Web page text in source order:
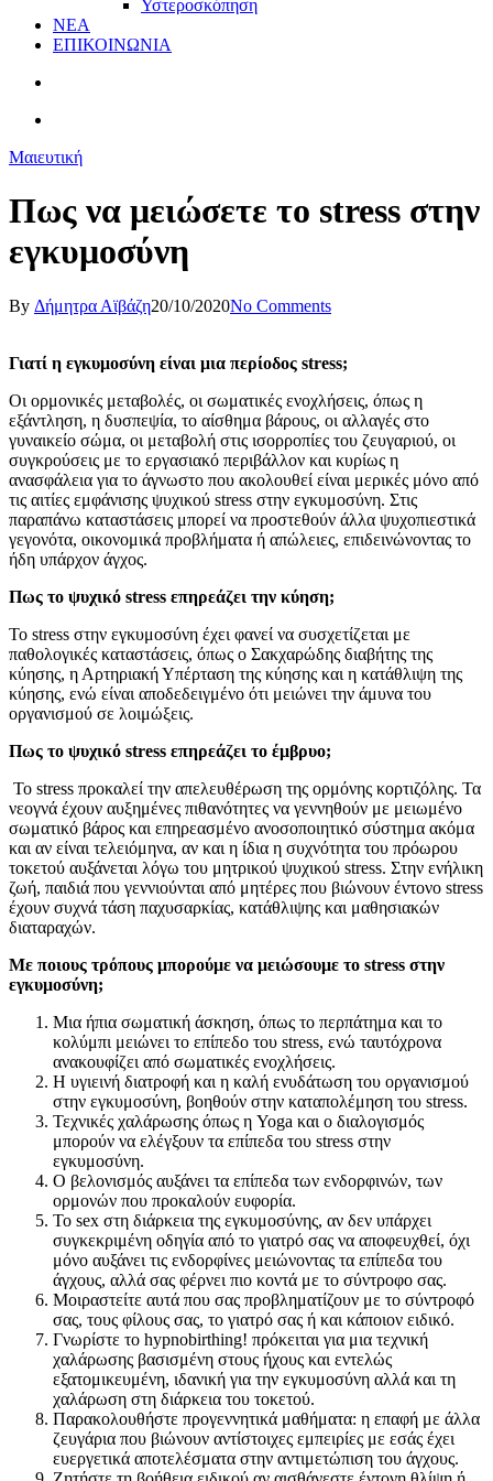
Υστεροσκόπηση
ΝΕΑ
ΕΠΙΚΟΙΝΩΝΙΑ
Μαιευτική
Πως να μειώσετε το stress στην
εγκυμοσύνη
By Δήμητρα Αϊβάζη20/10/2020No Comments
Γιατί η εγκυμοσύνη είναι μια περίοδος stress;
Οι ορμονικές μεταβολές, οι σωματικές ενοχλήσεις, όπως η
εξάντληση, η δυσπεψία, το αίσθημα βάρους, οι αλλαγές στο
γυναικείο σώμα, οι μεταβολή στις ισορροπίες του ζευγαριού, οι
συγκρούσεις με το εργασιακό περιβάλλον και κυρίως η
ανασφάλεια για το άγνωστο που ακολουθεί είναι μερικές μόνο από
τις αιτίες εμφάνισης ψυχικού stress στην εγκυμοσύνη. Στις
παραπάνω καταστάσεις μπορεί να προστεθούν άλλα ψυχοπιεστικά
γεγονότα, οικονομικά προβλήματα ή απώλειες, επιδεινώνοντας το
ήδη υπάρχον άγχος.
Πως το ψυχικό stress επηρεάζει την κύηση;
Το stress στην εγκυμοσύνη έχει φανεί να συσχετίζεται με
παθολογικές καταστάσεις, όπως ο Σακχαρώδης διαβήτης της
κύησης, η Αρτηριακή Υπέρταση της κύησης και η κατάθλιψη της
κύησης, ενώ είναι αποδεδειγμένο ότι μειώνει την άμυνα του
οργανισμού σε λοιμώξεις.
Πως το ψυχικό stress επηρεάζει το έμβρυο;
Το stress προκαλεί την απελευθέρωση της ορμόνης κορτιζόλης. Τα
νεογνά έχουν αυξημένες πιθανότητες να γεννηθούν με μειωμένο
σωματικό βάρος και επηρεασμένο ανοσοποιητικό σύστημα ακόμα
και αν είναι τελειόμηνα, αν και η ίδια η συχνότητα του πρόωρου
τοκετού αυξάνεται λόγω του μητρικού ψυχικού stress. Στην ενήλικη
ζωή, παιδιά που γεννιούνται από μητέρες που βιώνουν έντονο stress
έχουν συχνά τάση παχυσαρκίας, κατάθλιψης και μαθησιακών
διαταραχών.
Με ποιους τρόπους μπορούμε να μειώσουμε το stress στην
εγκυμοσύνη;
Μια ήπια σωματική άσκηση, όπως το περπάτημα και το
κολύμπι μειώνει το επίπεδο του stress, ενώ ταυτόχρονα
ανακουφίζει από σωματικές ενοχλήσεις.
Η υγιεινή διατροφή και η καλή ενυδάτωση του οργανισμού
στην εγκυμοσύνη, βοηθούν στην καταπολέμηση του stress.
Τεχνικές χαλάρωσης όπως η Yoga και ο διαλογισμός
μπορούν να ελέγξουν τα επίπεδα του stress στην
εγκυμοσύνη.
Ο βελονισμός αυξάνει τα επίπεδα των ενδορφινών, των
ορμονών που προκαλούν ευφορία.
Το sex στη διάρκεια της εγκυμοσύνης, αν δεν υπάρχει
συγκεκριμένη οδηγία από το γιατρό σας να αποφευχθεί, όχι
μόνο αυξάνει τις ενδορφίνες μειώνοντας τα επίπεδα του
άγχους, αλλά σας φέρνει πιο κοντά με το σύντροφο σας.
Μοιραστείτε αυτά που σας προβληματίζουν με το σύντροφό
σας, τους φίλους σας, το γιατρό σας ή και κάποιον ειδικό.
Γνωρίστε το hypnobirthing! πρόκειται για μια τεχνική
χαλάρωσης βασισμένη στους ήχους και εντελώς
εξατομικευμένη, ιδανική για την εγκυμοσύνη αλλά και τη
χαλάρωση στη διάρκεια του τοκετού.
Παρακολουθήστε προγεννητικά μαθήματα: η επαφή με άλλα
ζευγάρια που βιώνουν αντίστοιχες εμπειρίες με εσάς έχει
ευεργετικά αποτελέσματα στην αντιμετώπιση του άγχους.